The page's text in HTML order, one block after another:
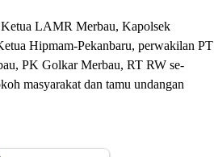
Ketua LAMR Merbau, Kapolsek
Hipmam-Pekanbaru, perwakilan PT
PK Golkar Merbau, RT RW se-
masyarakat dan tamu undangan